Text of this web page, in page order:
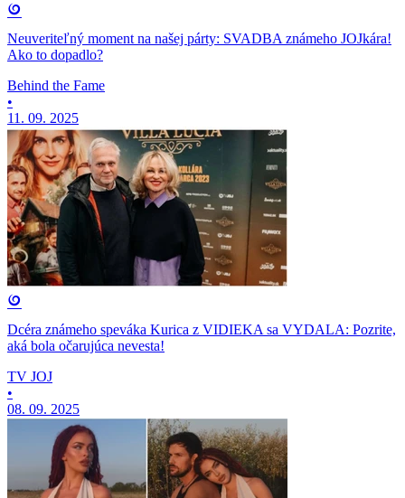
Neuveriteľný moment na našej párty: SVADBA známeho JOJkára!
Ako to dopadlo?
Behind the Fame
•
11. 09. 2025
Dcéra známeho speváka Kurica z VIDIEKA sa VYDALA: Pozrite,
aká bola očarujúca nevesta!
TV JOJ
•
08. 09. 2025